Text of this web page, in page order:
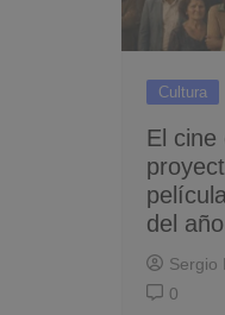
Cultura
El cine
del
Sergio
0